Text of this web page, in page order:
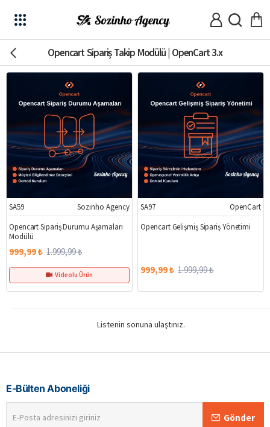
Opencart Sipariş Takip Modülü | OpenCart 3.x
%50
SA59
Sozinho Agency
Opencart Sipariş Durumu Aşamaları
Modülü
999,99 ₺ 1.999,99 ₺
Videolu Ürün
%50
SA97
OpenCart
Opencart Gelişmiş Sipariş Yönetimi
999,99 ₺ 1.999,99 ₺
Listenin sonuna ulaştınız.
E-Bülten Aboneliği
Posta
Gönder